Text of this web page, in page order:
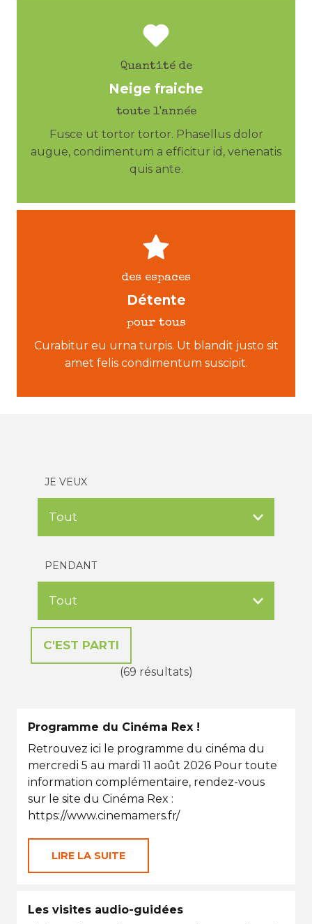
Quantité de
Neige fraiche
toute l'année
Fusce ut tortor tortor. Phasellus dolor
augue, condimentum a efficitur id, venenatis
quis ante.
des espaces
Détente
pour tous
Curabitur eu urna turpis. Ut blandit justo sit
amet felis condimentum suscipit.
JE VEUX
PENDANT
(69 résultats)
Programme du Cinéma Rex !
Retrouvez ici le programme du cinéma du
mercredi 5 au mardi 11 août 2026 Pour toute
information complémentaire, rendez-vous
sur le site du Cinéma Rex :
https://www.cinemamers.fr/
LIRE LA SUITE
Les visites audio-guidées